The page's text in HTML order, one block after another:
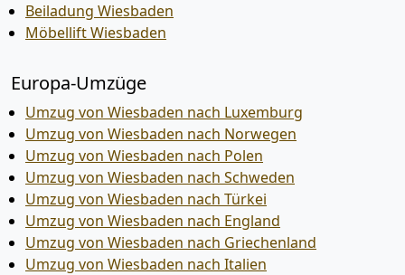
Beiladung Wiesbaden
Möbellift Wiesbaden
Europa-Umzüge
Umzug von Wiesbaden nach Luxemburg
Umzug von Wiesbaden nach Norwegen
Umzug von Wiesbaden nach Polen
Umzug von Wiesbaden nach Schweden
Umzug von Wiesbaden nach Türkei
Umzug von Wiesbaden nach England
Umzug von Wiesbaden nach Griechenland
Umzug von Wiesbaden nach Italien